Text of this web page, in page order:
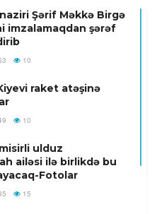
Şərif Məkkə Birgə
imzalamaqdan şərəf
10
raket atəşinə
10
ulduz
ailəsi ilə birlikdə bu
Fotolar
15